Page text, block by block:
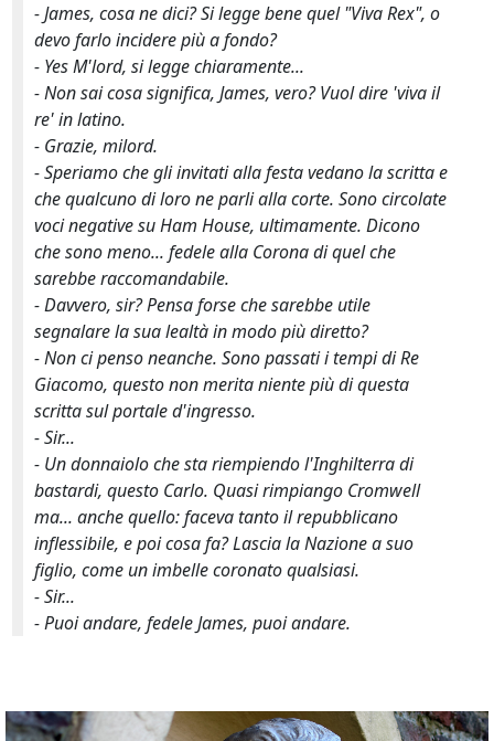
- James, cosa ne dici? Si legge bene quel "Viva Rex", o
devo farlo incidere più a fondo?
- YesM'lord, si legge chiaramente...
- Non sai cosa significa, James, vero? Vuol dire 'viva il
re' in latino.
- Grazie, milord.
- Speriamo che gli invitati alla festa vedano la scritta e
che qualcuno di loro ne parli alla corte. Sono circolate
voci negative su Ham House, ultimamente. Dicono
che sono meno... fedele alla Corona di quel che
sarebberaccomandabile.
- Davvero, sir? Pensa forse che sarebbe utile
segnalare la sua lealtà in modo più diretto?
- Non ci penso neanche. Sono passati i tempi di Re
Giacomo, questo non merita niente più di questa
scritta sul portale d'ingresso.
-Sir...
- Un donnaiolo che sta riempiendo l'Inghilterra di
bastardi, questo Carlo. Quasi rimpiango Cromwell
ma... anche quello: faceva tanto il repubblicano
inflessibile, e poi cosa fa? Lascia la Nazione a suo
figlio, come un imbelle coronato qualsiasi.
-Sir...
- Puoi andare, fedele James, puoi andare.